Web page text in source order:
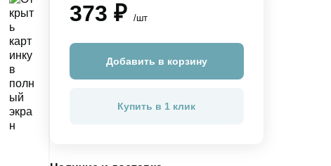
373 ₽ /шт
Добавить в корзину
Купить в 1 клик